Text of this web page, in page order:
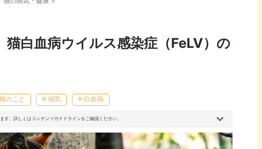
犬のアイテム
猫のアイテム
猫白血病ウイルス感染症（FeLV）の
のこと # 病気 # 白血病
す。詳しくはコンテンツガイドラインをご確認ください。